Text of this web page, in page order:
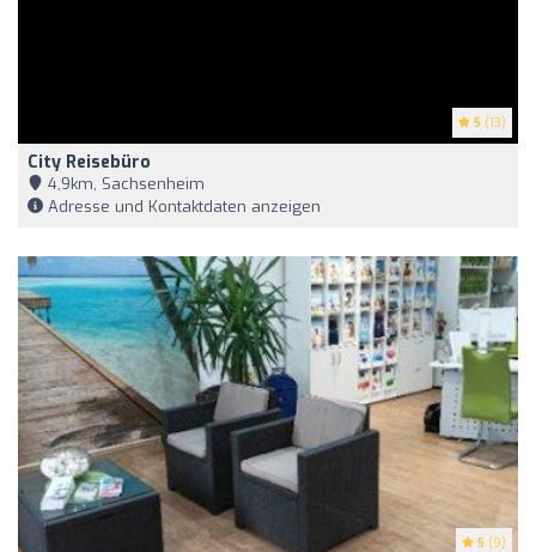
5 (13)
City Reisebüro
4,9km, Sachsenheim
Adresse und Kontaktdaten anzeigen
5 (9)